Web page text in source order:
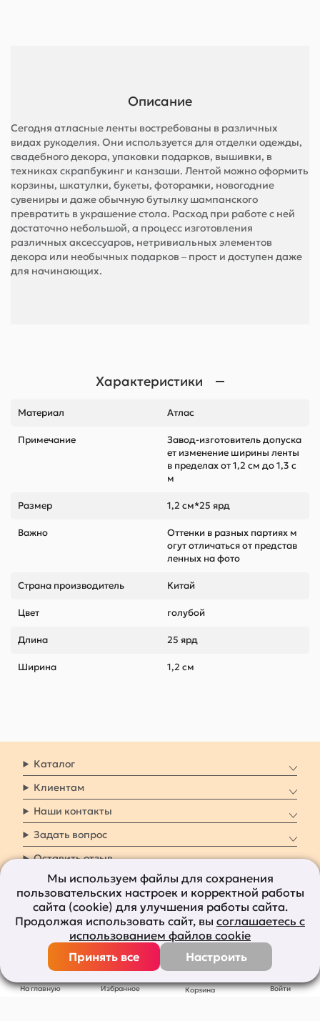
На главную Избранное Корзина Войти
Описание
Сегодня атласные ленты востребованы в различных
видах рукоделия. Они используется для отделки одежды,
свадебного декора, упаковки подарков, вышивки, в
техниках скрапбукинг и канзаши. Лентой можно оформить
корзины, шкатулки, букеты, фоторамки, новогодние
сувениры и даже обычную бутылку шампанского
превратить в украшение стола. Расход при работе с ней
достаточно небольшой, а процесс изготовления
различных аксессуаров, нетривиальных элементов
декора или необычных подарков ‒ прост и доступен даже
для начинающих.
Характеристики
Материал Атлас
Примечание
Завод-изготовитель допуска
ет изменение ширины ленты
в пределах от 1,2 см до 1,3 с
м
Размер 1,2 см*25 ярд
Важно
Оттенки в разных партиях м
огут отличаться от представ
ленных на фото
Страна производитель Китай
Цвет голубой
Длина 25 ярд
Ширина 1,2 см
Каталог
Клиентам
Наши контакты
Задать вопрос
Оставить отзыв
8 800 7009 161 Заказать звонок
Наши социальные
сети
Все права защищены © 2011-2026bolshepodarkov.ru
Мы используем файлы для сохранения
пользовательских настроек и корректной работы
сайта (cookie) для улучшения работы сайта.
Продолжая использовать сайт, вы соглашаетесь с
использованием файлов cookie
Принять все
Настроить